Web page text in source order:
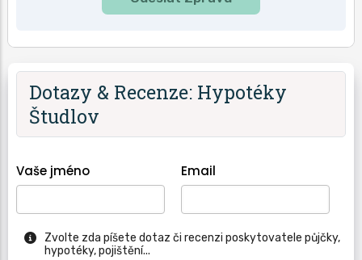
Dotazy & Recenze: Hypotéky
Študlov
Vaše jméno Email
Zvolte zda píšete dotaz či recenzi poskytovatele půjčky,
hypotéky, pojištění...